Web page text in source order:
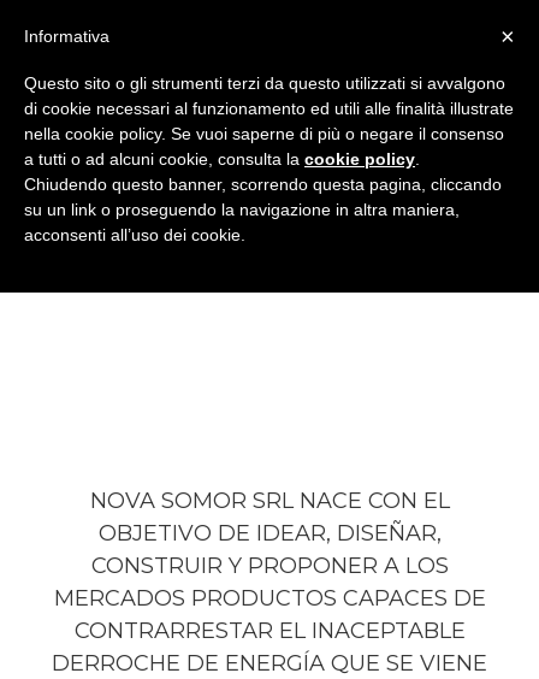
NOVA SOMOR SRL NACE CON EL
OBJETIVO DE IDEAR, DISEÑAR,
CONSTRUIR Y PROPONER A LOS
MERCADOS PRODUCTOS CAPACES DE
CONTRARRESTAR EL INACEPTABLE
DERROCHE DE ENERGÍA QUE SE VIENE
×
Informativa
Questo sito o gli strumenti terzi da questo utilizzati si avvalgono
di cookie necessari al funzionamento ed utili alle finalità illustrate
nella cookie policy. Se vuoi saperne di più o negare il consenso
a tutti o ad alcuni cookie, consulta la cookie policy
Chiudendo questo banner, scorrendo questa pagina, cliccando
su un link o proseguendo la navigazione in altra maniera,
acconsenti all’uso dei cookie.